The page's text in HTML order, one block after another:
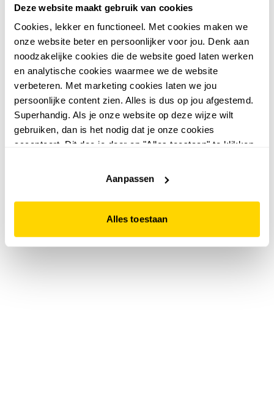
Deze website maakt gebruik van cookies
Cookies, lekker en functioneel. Met cookies maken we
onze website beter en persoonlijker voor jou. Denk aan
noodzakelijke cookies die de website goed laten werken
en analytische cookies waarmee we de website
verbeteren. Met marketing cookies laten we jou
persoonlijke content zien. Alles is dus op jou afgestemd.
Superhandig. Als je onze website op deze wijze wilt
gebruiken, dan is het nodig dat je onze cookies
accepteert. Dit doe je door op "Alles toestaan" te klikken.
website niet optimaal functioneert.
Aanpassen
Alles toestaan